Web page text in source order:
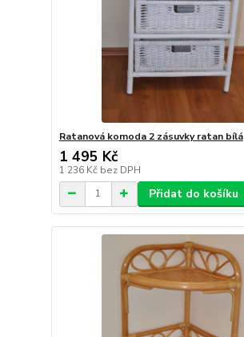
Ratanová komoda 2 zásuvky ratan bílá
1 495 Kč
1 236 Kč bez DPH
Přidat do košíku